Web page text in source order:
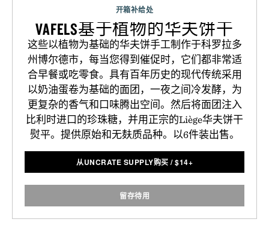
开箱补给处
VAFELS基于植物的华夫饼干
这些以植物为基础的华夫饼手工制作于科罗拉多
州博尔德市，每当您得到催促时，它们都非常适
合早餐或吃零食。具有百年历史的现代传统采用
以奶油蛋卷为基础的面团，一夜之间冷发酵，为
更复杂的香气和口味腾出空间。然后将面团注入
比利时进口的珍珠糖，并用正宗的Liège华夫饼干
熨平。提供原始和无麸质品种。以6件装出售。
从UNCRATE SUPPLY购买 /$14+
留存待用